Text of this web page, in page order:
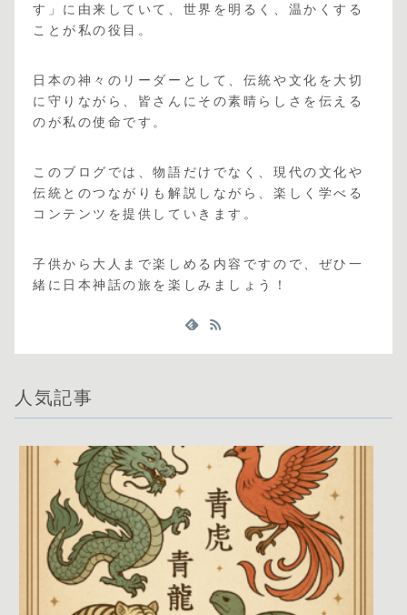
す」に由来していて、世界を明るく、温かくする
ことが私の役目。
日本の神々のリーダーとして、伝統や文化を大切
に守りながら、皆さんにその素晴らしさを伝える
のが私の使命です。
このブログでは、物語だけでなく、現代の文化や
伝統とのつながりも解説しながら、楽しく学べる
コンテンツを提供していきます。
子供から大人まで楽しめる内容ですので、ぜひ一
緒に日本神話の旅を楽しみましょう！
人気記事